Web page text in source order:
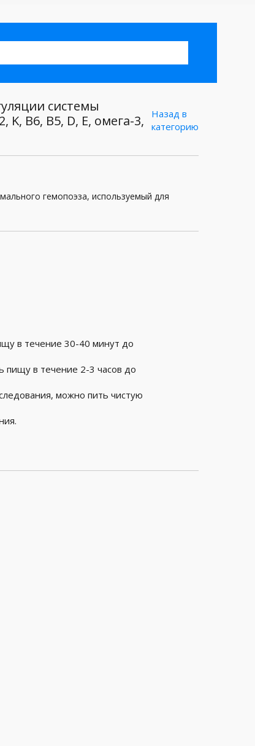
системы
B6, B5, D, E, омега-3,
Назад в
категорию
гемопоэза, используемый для
в течение 30-40 минут до
пищу в течение 2-3 часов до
можно пить чистую